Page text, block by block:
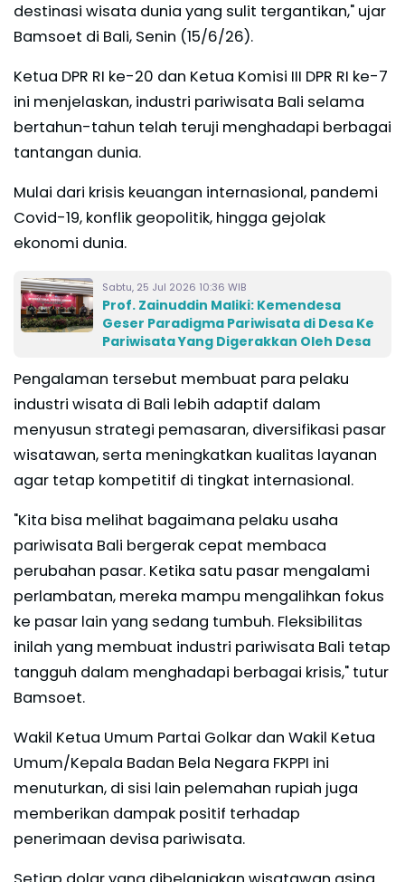
destinasi wisata dunia yang sulit tergantikan," ujar
Bamsoet di Bali, Senin (15/6/26).
Ketua DPR RI ke-20 dan Ketua Komisi III DPR RI ke-7
ini menjelaskan, industri pariwisata Bali selama
bertahun-tahun telah teruji menghadapi berbagai
tantangan dunia.
Mulai dari krisis keuangan internasional, pandemi
Covid-19, konflik geopolitik, hingga gejolak
ekonomi dunia.
Sabtu, 25 Jul 2026 10:36 WIB
Prof. Zainuddin Maliki: Kemendesa
Geser Paradigma Pariwisata di Desa Ke
Pariwisata Yang Digerakkan Oleh Desa
Pengalaman tersebut membuat para pelaku
industri wisata di Bali lebih adaptif dalam
menyusun strategi pemasaran, diversifikasi pasar
wisatawan, serta meningkatkan kualitas layanan
agar tetap kompetitif di tingkat internasional.
"Kita bisa melihat bagaimana pelaku usaha
pariwisata Bali bergerak cepat membaca
perubahan pasar. Ketika satu pasar mengalami
perlambatan, mereka mampu mengalihkan fokus
ke pasar lain yang sedang tumbuh. Fleksibilitas
inilah yang membuat industri pariwisata Bali tetap
tangguh dalam menghadapi berbagai krisis," tutur
Bamsoet.
Wakil Ketua Umum Partai Golkar dan Wakil Ketua
Umum/Kepala Badan Bela Negara FKPPI ini
menuturkan, di sisi lain pelemahan rupiah juga
memberikan dampak positif terhadap
penerimaan devisa pariwisata.